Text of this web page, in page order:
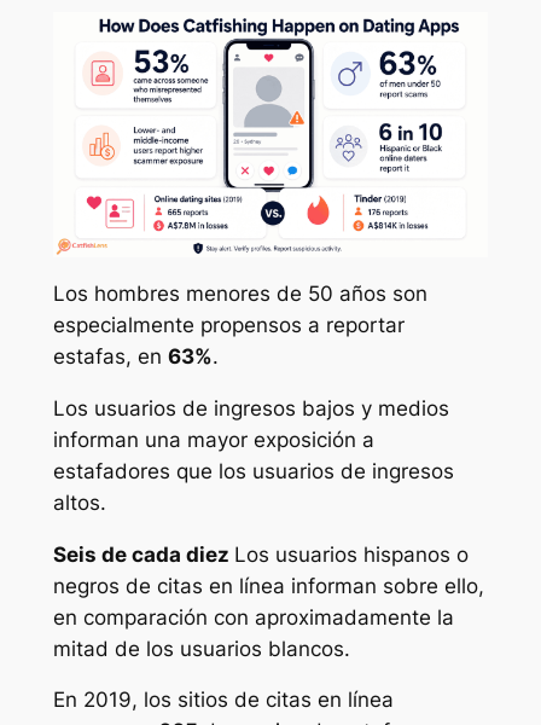
Los hombres menores de 50 años son
especialmente propensos a reportar
estafas, en 63%.
Los usuarios de ingresos bajos y medios
informan una mayor exposición a
estafadores que los usuarios de ingresos
altos.
Seis de cada diez Los usuarios hispanos o
negros de citas en línea informan sobre ello,
en comparación con aproximadamente la
mitad de los usuarios blancos.
En 2019, los sitios de citas en línea